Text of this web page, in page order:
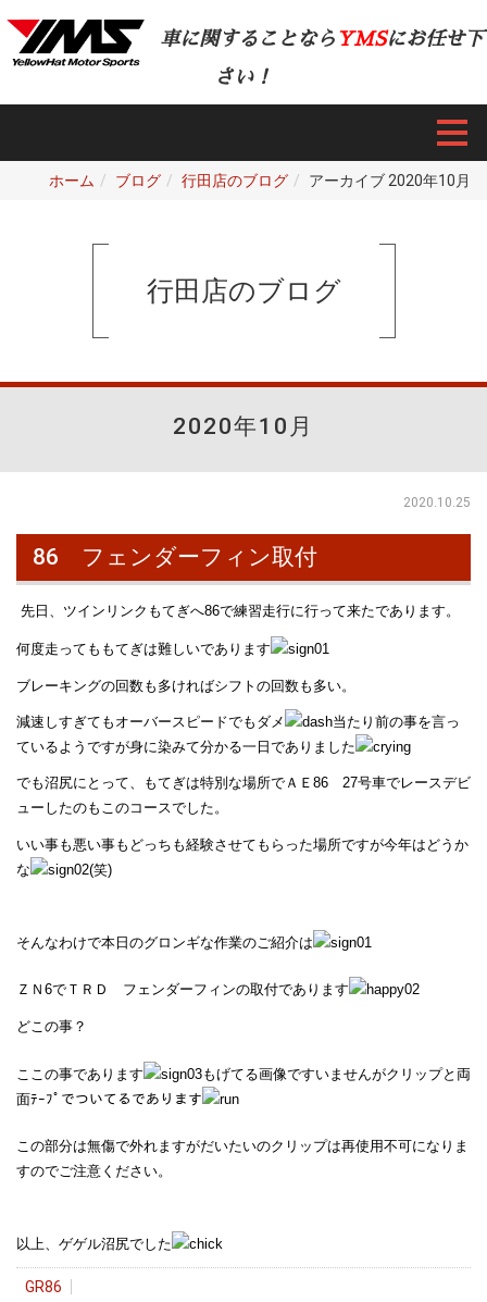
車に関することなら YMSにお任せ下
さい！
ホーム ブログ 行田店のブログ アーカイブ 2020年10月
行田店のブログ
2020年10月
2020.10.25
86 フェンダーフィン取付
先日、ツインリンクもてぎへ86で練習走行に行って来たであります。
何度走ってももてぎは難しいであります
ブレーキングの回数も多ければシフトの回数も多い。
減速しすぎてもオーバースピードでもダメ
当たり前の事を言っ
ているようですが身に染みて分かる一日でありました
でも沼尻にとって、もてぎは特別な場所でＡＥ86 27号車でレースデビ
ューしたのもこのコースでした。
いい事も悪い事もどっちも経験させてもらった場所ですが今年はどうか
な
(笑)
そんなわけで本日のグロンギな作業のご紹介は
ＺＮ6でＴＲＤ フェンダーフィンの取付であります
どこの事？
ここの事であります
もげてる画像ですいませんがクリップと両
面ﾃｰﾌﾟでついてるであります
この部分は無傷で外れますがだいたいのクリップは再使用不可になりま
すのでご注意ください。
以上、ゲゲル沼尻でした
GR86